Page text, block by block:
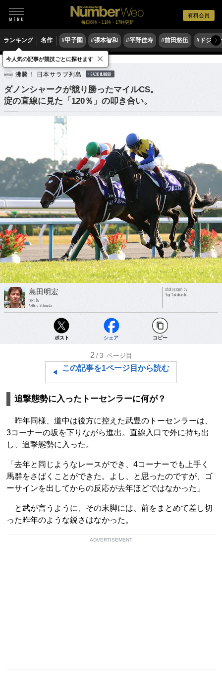
有料会員
毎日6時・11時・17時更新
ランキング 名作 #甲子園 #張本智和 #平野佳寿 #前田悠伍 #ドジャ
〉
競馬
沸騰！ 日本サラブ列島 BACK NUMBER
ダノンシャークが競り勝ったマイルCS。
淀の直線に見た「120％」の叩き合い。
島田明宏
text by
Akihiro Shimada
photograph by
Yuji Takahashi
ポスト シェア コピー
2 /3 ページ目
この記事を1ページ目から読む
追撃態勢に入ったトーセンラーに何が？
昨年同様、道中は後方に控えた武豊のトーセンラーは、
3コーナーの坂を下りながら進出。直線入口で外に持ち出
し、追撃態勢に入った。
「去年と同じようなレースができ、4コーナーでも上手く
馬群をさばくことができた。よし、と思ったのですが、ゴ
ーサインを出してからの反応が去年ほどではなかった」
と武が言うように、その末脚には、前をまとめて差し切
った昨年のような鋭さはなかった。
ADVERTISEMENT
今人気の記事が競技ごとに探せます ×